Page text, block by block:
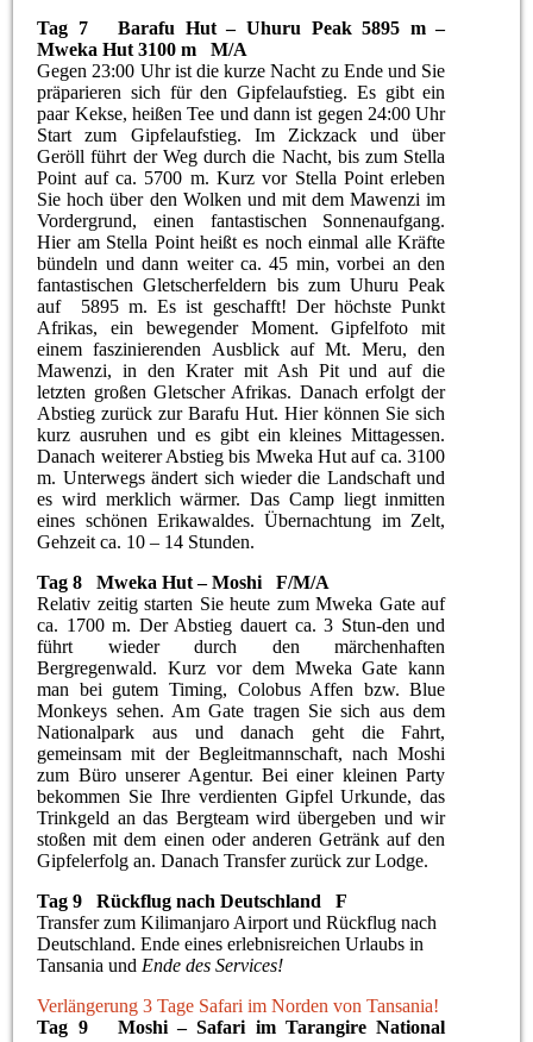
Tag 7 Barafu Hut – Uhuru Peak 5895 m –
Mweka Hut 3100 m M/A
Gegen 23:00 Uhr ist die kurze Nacht zu Ende und Sie
präparieren sich für den Gipfelaufstieg. Es gibt ein
paar Kekse, heißen Tee und dann ist gegen 24:00 Uhr
Start zum Gipfelaufstieg. Im Zickzack und über
Geröll führt der Weg durch die Nacht, bis zum Stella
Point auf ca. 5700 m. Kurz vor Stella Point erleben
Sie hoch über den Wolken und mit dem Mawenzi im
Vordergrund, einen fantastischen Sonnenaufgang.
Hier am Stella Point heißt es noch einmal alle Kräfte
bündeln und dann weiter ca. 45 min, vorbei an den
fantastischen Gletscherfeldern bis zum Uhuru Peak
auf 5895 m. Es ist geschafft! Der höchste Punkt
Afrikas, ein bewegender Moment. Gipfelfoto mit
einem faszinierenden Ausblick auf Mt. Meru, den
Mawenzi, in den Krater mit Ash Pit und auf die
letzten großen Gletscher Afrikas. Danach erfolgt der
Abstieg zurück zur Barafu Hut. Hier können Sie sich
kurz ausruhen und es gibt ein kleines Mittagessen.
Danach weiterer Abstieg bis Mweka Hut auf ca. 3100
m. Unterwegs ändert sich wieder die Landschaft und
es wird merklich wärmer. Das Camp liegt inmitten
eines schönen Erikawaldes. Übernachtung im Zelt,
Gehzeit ca. 10 – 14 Stunden.
Tag 8 Mweka Hut – Moshi F/M/A
Relativ zeitig starten Sie heute zum Mweka Gate auf
ca. 1700 m. Der Abstieg dauert ca. 3 Stun-den und
führt wieder durch den märchenhaften
Bergregenwald. Kurz vor dem Mweka Gate kann
man bei gutem Timing, Colobus Affen bzw. Blue
Monkeys sehen. Am Gate tragen Sie sich aus dem
Nationalpark aus und danach geht die Fahrt,
gemeinsam mit der Begleitmannschaft, nach Moshi
zum Büro unserer Agentur. Bei einer kleinen Party
bekommen Sie Ihre verdienten Gipfel Urkunde, das
Trinkgeld an das Bergteam wird übergeben und wir
stoßen mit dem einen oder anderen Getränk auf den
Gipfelerfolg an. Danach Transfer zurück zur Lodge.
Tag 9 Rückflug nach Deutschland F
Transfer zum Kilimanjaro Airport und Rückflug nach
Deutschland. Ende eines erlebnisreichen Urlaubs in
Tansania und Ende des Services!
Verlängerung 3 Tage Safari im Norden von Tansania!
Tag 9 Moshi – Safari im Tarangire National